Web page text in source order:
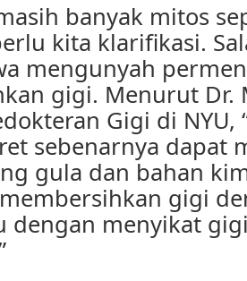
banyak mitos
kita klarifikasi.
mengunyah
gigi. Menurut Dr.
Gigi di NYU,
sebenarnya dapat
gula dan bahan
gigi
dengan menyikat